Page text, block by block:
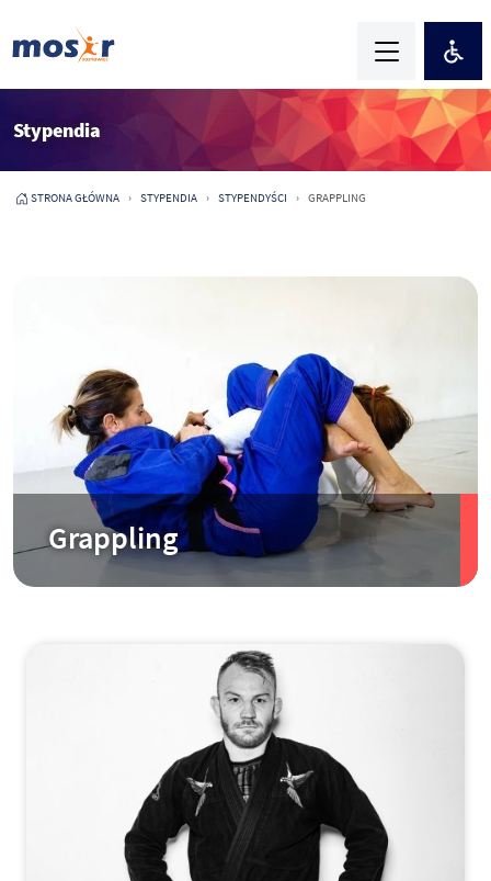
Stypendia
STRONA GŁÓWNA STYPENDIA STYPENDYŚCI GRAPPLING
Grappling